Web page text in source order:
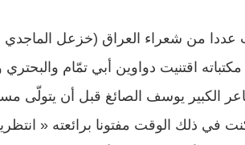
عددا من شعراء العراق (خزعل
اقتنيت دواوين أبي تمّام
الكبير يوسف الصائغ قبل أن يتولّى
في ذلك الوقت مفتونا برائعته «